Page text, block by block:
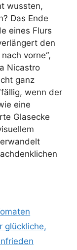
wussten,
Das Ende
eines Flurs
den
vorne“,
Nicastro
ganz
wenn der
eine
Glasecke
glückliche,